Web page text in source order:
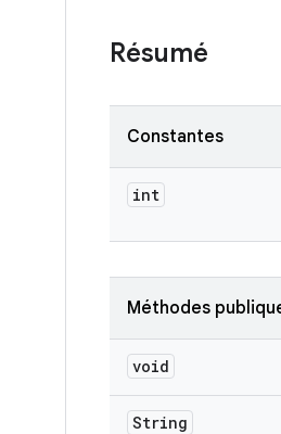
Résumé
Constantes
int
Méthodes
void
String